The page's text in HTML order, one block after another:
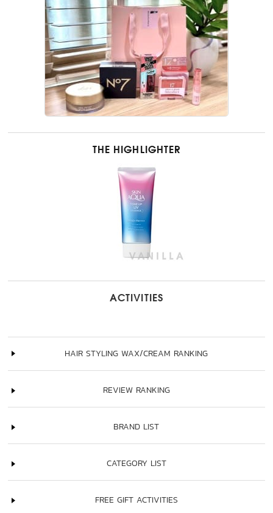
THE HIGHLIGHTER
ACTIVITIES
HAIR STYLING WAX/CREAM RANKING
REVIEW RANKING
BRAND LIST
CATEGORY LIST
FREE GIFT ACTIVITIES